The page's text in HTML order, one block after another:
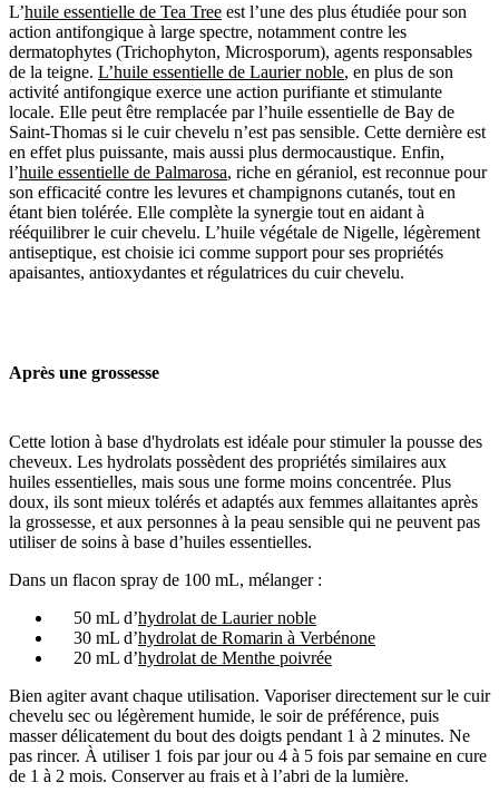
L’huile essentielle de Tea Tree est l’une des plus étudiée pour son
action antifongique à large spectre, notamment contre les
dermatophytes (Trichophyton, Microsporum), agents responsables
de la teigne. L’huile essentielle de Laurier noble, en plus de son
activité antifongique exerce une action purifiante et stimulante
locale. Elle peut être remplacée par l’huile essentielle de Bay de
Saint-Thomas si le cuir chevelu n’est pas sensible. Cette dernière est
en effet plus puissante, mais aussi plus dermocaustique. Enfin,
l’huile essentielle de Palmarosa, riche en géraniol, est reconnue pour
son efficacité contre les levures et champignons cutanés, tout en
étant bien tolérée. Elle complète la synergie tout en aidant à
rééquilibrer le cuir chevelu. L’huile végétale de Nigelle, légèrement
antiseptique, est choisie ici comme support pour ses propriétés
apaisantes, antioxydantes et régulatrices du cuir chevelu.
Après une grossesse
Cette lotion à base d'hydrolats est idéale pour stimuler la pousse des
cheveux. Les hydrolats possèdent des propriétés similaires aux
huiles essentielles, mais sous une forme moins concentrée. Plus
doux, ils sont mieux tolérés et adaptés aux femmes allaitantes après
la grossesse, et aux personnes à la peau sensible qui ne peuvent pas
utiliser de soins à base d’huiles essentielles.
Dans un flacon spray de 100 mL, mélanger :
50 mL d’hydrolat de Laurier noble
30 mL d’hydrolat de Romarin à Verbénone
20 mL d’hydrolat de Menthe poivrée
Bien agiter avant chaque utilisation. Vaporiser directement sur le cuir
chevelu sec ou légèrement humide, le soir de préférence, puis
masser délicatement du bout des doigts pendant 1 à 2 minutes. Ne
pas rincer. À utiliser 1 fois par jour ou 4 à 5 fois par semaine en cure
de 1 à 2 mois. Conserver au frais et à l’abri de la lumière.